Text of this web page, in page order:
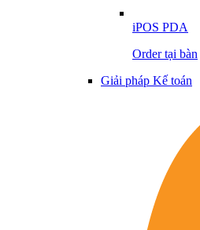
iPOS PDA
Order tại bàn
Giải pháp Kế toán